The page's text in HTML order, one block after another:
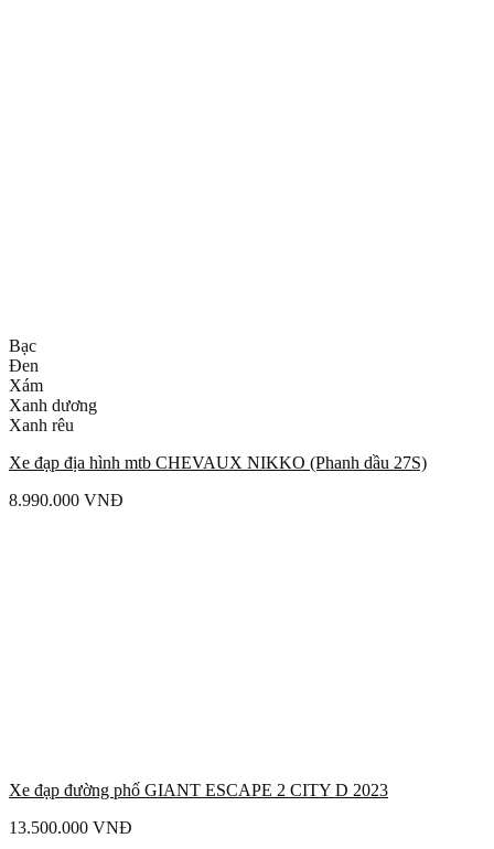
Bạc
Đen
Xám
Xanh dương
Xanh rêu
Xe đạp địa hình mtb CHEVAUX NIKKO (Phanh dầu 27S)
8.990.000 VNĐ
Xe đạp đường phố GIANT ESCAPE 2 CITY D 2023
13.500.000 VNĐ